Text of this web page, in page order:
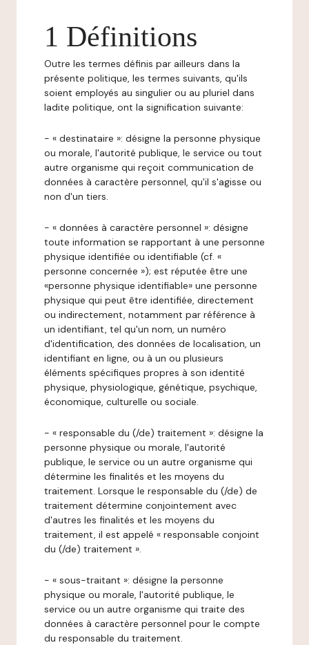
1 Définitions
Outre les termes définis par ailleurs dans la
présente politique, les termes suivants, qu'ils
soient employés au singulier ou au pluriel dans
ladite politique, ont la signification suivante:
- « destinataire »: désigne la personne physique
ou morale, l'autorité publique, le service ou tout
autre organisme qui reçoit communication de
données à caractère personnel, qu'il s'agisse ou
non d'un tiers.
- « données à caractère personnel »: désigne
toute information se rapportant à une personne
physique identifiée ou identifiable (cf. «
personne concernée »); est réputée être une
«personne physique identifiable» une personne
physique qui peut être identifiée, directement
ou indirectement, notamment par référence à
un identifiant, tel qu'un nom, un numéro
d'identification, des données de localisation, un
identifiant en ligne, ou à un ou plusieurs
éléments spécifiques propres à son identité
physique, physiologique, génétique, psychique,
économique, culturelle ou sociale.
- « responsable du (/de) traitement »: désigne la
personne physique ou morale, l'autorité
publique, le service ou un autre organisme qui
détermine les finalités et les moyens du
traitement. Lorsque le responsable du (/de) de
traitement détermine conjointement avec
d'autres les finalités et les moyens du
traitement, il est appelé « responsable conjoint
du (/de) traitement ».
- « sous-traitant »: désigne la personne
physique ou morale, l'autorité publique, le
service ou un autre organisme qui traite des
données à caractère personnel pour le compte
du responsable du traitement.